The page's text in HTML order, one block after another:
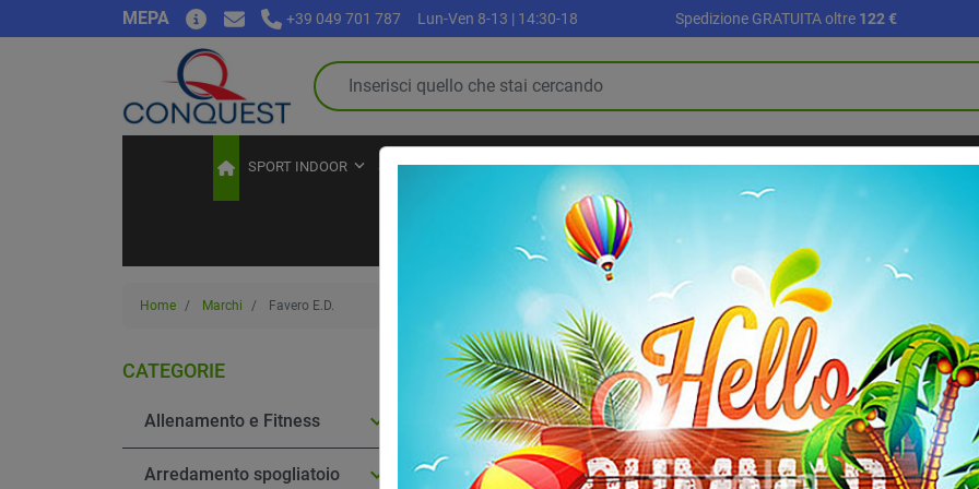
MEPA +39 049 701 787 Lun-Ven 8-13 | 14:30-18 Spedizione GRATUITA oltre 122 €
SPORT INDOOR SPORT OUTDOOR PALLONI E ACCESSORI SETTORE SCUOLA ALLENAMENTO E
RIABILITAZIONE E RECUPERO
Home Marchi Favero E.D.
CATEGORIE
Allenamento e Fitness 
Arredamento spogliatoio 
Favero E.D.